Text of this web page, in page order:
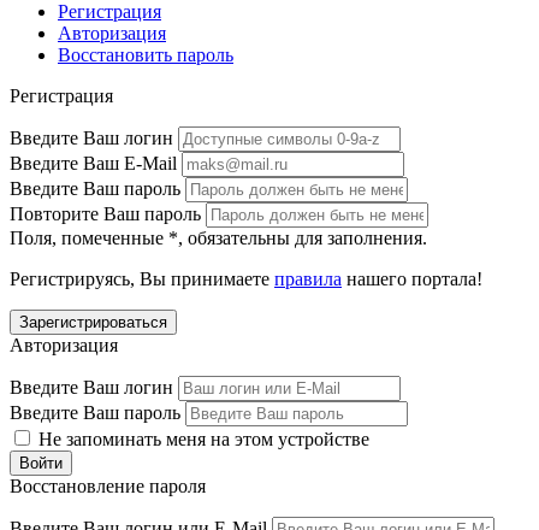
Регистрация
Авторизация
Восстановить пароль
Регистрация
Введите Ваш логин
Введите Ваш E-Mail
Введите Ваш пароль
Повторите Ваш пароль
Поля, помеченные *, обязательны для заполнения.
Регистрируясь, Вы принимаете правила нашего портала!
Авторизация
Введите Ваш логин
Введите Ваш пароль
Не запоминать меня на этом устройстве
Восстановление пароля